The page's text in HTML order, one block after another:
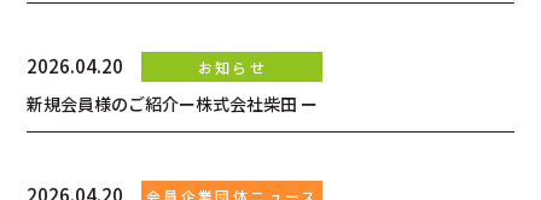
2026.04.20
新規会員様のご紹介ー株式会社柴田 ー
2026.04.20